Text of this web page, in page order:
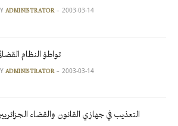
ADMINISTRATOR 2003-03-14
تواطؤ النظام
ADMINISTRATOR 2003-03-14
التعذيب في جهازي القانون والقضاء